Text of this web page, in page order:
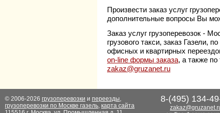
Произвести заказ услуг
дополнительные вопросы Вы
Заказ услуг грузоперевозок -
грузового такси, заказ Газели,
офисных и квартирных
on-line формы заказа, а также
zakaz@gruzanet.ru
© 2006-2026 грузоперевозки и переезды,
грузоперевозки по Москве газель, карта сайта
8-(495) 134-